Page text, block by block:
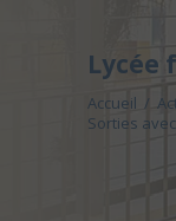
Lycée
Accueil /
Sorties